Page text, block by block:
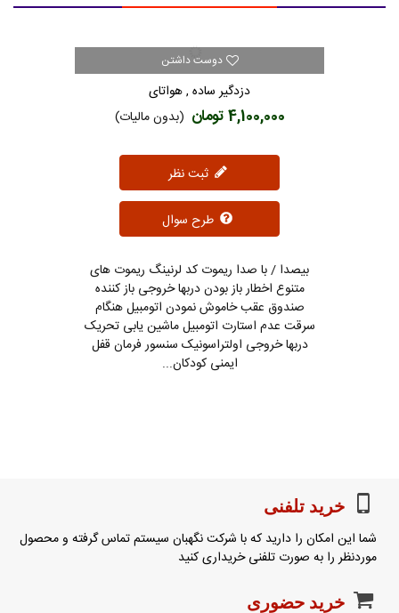
دوست داشتن
دزدگیر ساده , هواتای
4,100,000 تومان (بدون مالیات)
ثبت نظر
بیصدا / با صدا ریموت کد لرنینگ ریموت های
متنوع اخطار باز بودن دربها خروجی باز کننده
صندوق عقب خاموش نمودن اتومبیل هنگام
سرقت عدم استارت اتومبیل ماشین یابی تحریک
دربها خروجی اولتراسونیک سنسور فرمان قفل
ایمنی کودکان...
خرید تلفنی
شما این امکان را دارید که با شرکت نگهبان سیستم تماس گرفته و محصول
موردنظر را به صورت تلفنی خریداری کنید
خرید حضوری